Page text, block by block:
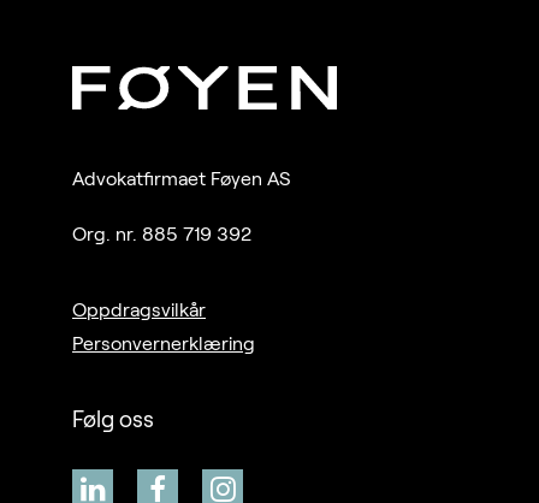
Advokatfirmaet Føyen AS
Org. nr. 885 719 392
Oppdragsvilkår
Personvernerklæring
Følg oss